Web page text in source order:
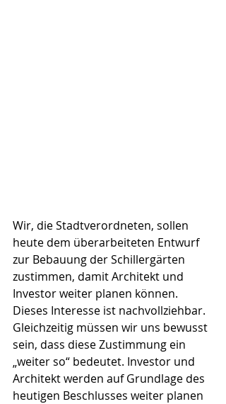
Wir, die Stadtverordneten, sollen
heute dem überarbeiteten Entwurf
zur Bebauung der Schillergärten
zustimmen, damit Architekt und
Investor weiter planen können.
Dieses Interesse ist nachvollziehbar.
Gleichzeitig müssen wir uns bewusst
sein, dass diese Zustimmung ein
„weiter so“ bedeutet. Investor und
Architekt werden auf Grundlage des
heutigen Beschlusses weiter planen